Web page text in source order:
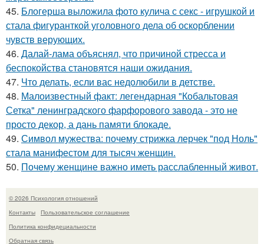
45. Блогерша выложила фото кулича с секс - игрушкой и
стала фигуранткой уголовного дела об оскорблении
чувств верующих.
46. Далай-лама объяснял, что причиной стресса и
беспокойства становятся наши ожидания.
47. Что делать, если вас недолюбили в детстве.
48. Малоизвестный факт: легендарная "Кобальтовая
Сетка" ленинградского фарфорового завода - это не
просто декор, а дань памяти блокаде.
49. Символ мужества: почему стрижка лерчек "под Ноль"
стала манифестом для тысяч женщин.
50. Почему женщине важно иметь расслабленный живот.
© 2026 Психология отношений
Контакты
Пользовательское соглашение
Политика конфидециальности
Обратная связь